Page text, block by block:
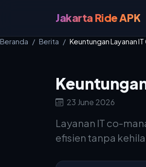
Jakarta Ride APK
Beranda Berita Keuntungan Layanan
23 June 2026
Layanan IT co-
efisien tanpa